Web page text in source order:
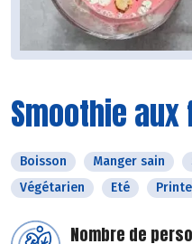
Smoothie
Boisson Manger sain
Végétarien
Eté
Nombre de